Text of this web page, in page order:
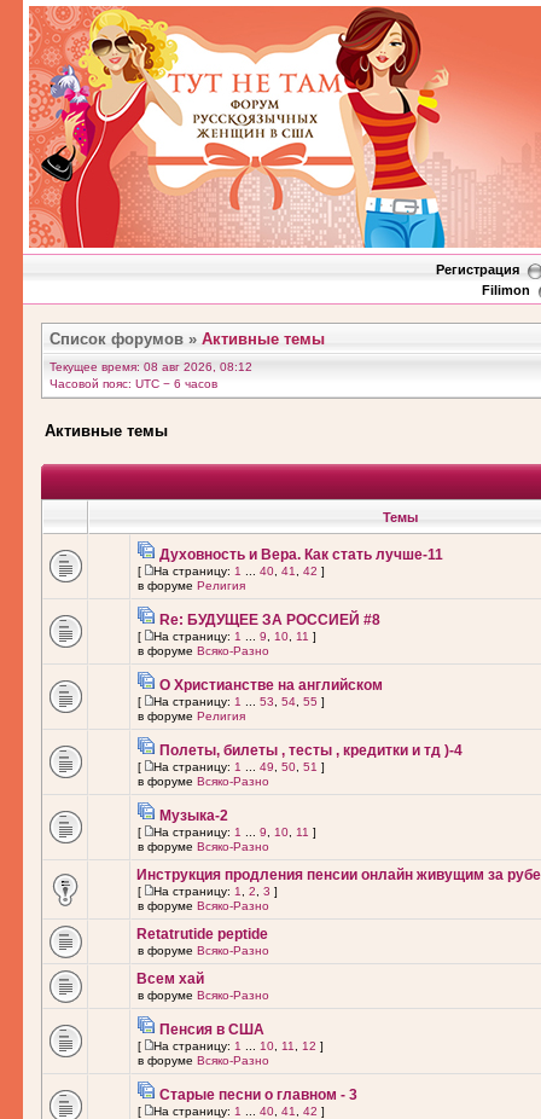
Регистрация
Filimon
Список форумов » Активные темы
Текущее время: 08 авг 2026, 08:12
Часовой пояс: UTC − 6 часов
Активные темы
Темы
Духовность и Вера. Как стать лучше-11
[ На страницу: 1 40 41 42 ]
в форуме Религия
Re: БУДУЩЕЕ ЗА РОССИЕЙ #8
[ На страницу: 1 9 10 11 ]
в форуме Всяко-Разно
О Христианстве на английском
[ На страницу: 1 53 54 55 ]
в форуме Религия
Полеты, билеты , тесты , кредитки и тд )-4
[ На страницу: 1 49 50 51 ]
в форуме Всяко-Разно
Музыка-2
[ На страницу: 1 9 10 11 ]
в форуме Всяко-Разно
Инструкция продления пенсии онлайн живущим за
[ На страницу: 1 2 3 ]
в форуме Всяко-Разно
Retatrutide peptide
в форуме Всяко-Разно
Всем хай
в форуме Всяко-Разно
Пенсия в США
[ На страницу: 1 10 11 12 ]
в форуме Всяко-Разно
Старые песни о главном - 3
[ На страницу: 1 40 41 42 ]